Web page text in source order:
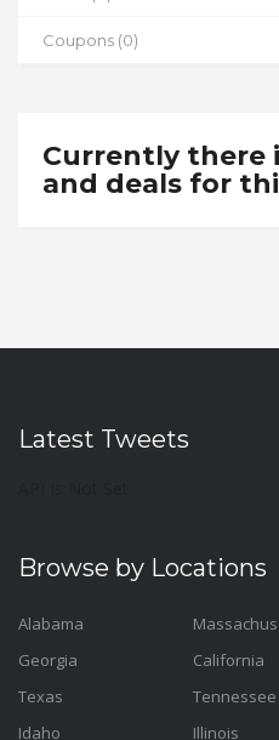
et dolore magnam aliquam
Coupons (0)
Currently there
and deals for
Latest Tweets
Browse by Locations
Alabama
Georgia
Texas
Idaho
California
Tennessee
Illinois